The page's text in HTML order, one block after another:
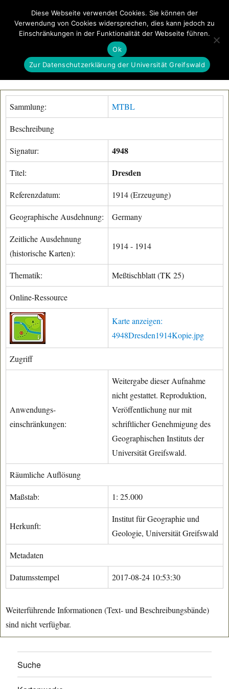
GeoGREIF MENÜ
Sammlung: MTBL
Beschreibung
Signatur: 4948
Titel: Dresden
Referenzdatum: 1914 (Erzeugung)
Geographische Ausdehnung: Germany
Zeitliche Ausdehnung
(historische Karten):
1914 - 1914
Thematik: Meßtischblatt (TK 25)
Online-Ressource
Karte anzeigen:
4948Dresden1914Kopie.jpg
Zugriff
Anwendungs-
einschränkungen:
Weitergabe dieser Aufnahme
nicht gestattet. Reproduktion,
Veröffentlichung nur mit
schriftlicher Genehmigung des
Geographischen Instituts der
Universität Greifswald.
Räumliche Auflösung
Maßstab: 1: 25.000
Herkunft:
Institut für Geographie und
Geologie, Universität Greifswald
Metadaten
Datumsstempel 2017-08-24 10:53:30
Weiterführende Informationen (Text- und Beschreibungsbände)
sind nicht verfügbar.
Suche
Diese Webseite verwendet Cookies. Sie können der
Verwendung von Cookies widersprechen, dies kann jedoch zu
Einschränkungen in der Funktionalität der Webseite führen.
Ok
Zur Datenschutzerklärung der Universität Greifswald